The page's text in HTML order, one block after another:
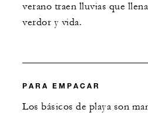
verano traen lluvias que
verdor y vida.
PARA EMPACAR
Los básicos de playa son